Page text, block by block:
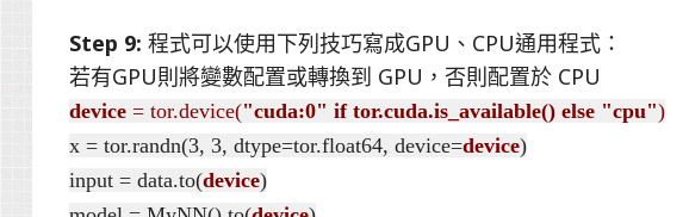
Step 9: 程式可以使用下列技巧寫成GPU、CPU通用程式：
若有GPU則將變數配置或轉換到 GPU，否則配置於 CPU
device= tor.device("cuda:0" if tor.cuda.is_available() else "cpu")
x = tor.randn(3, 3, dtype=tor.float64, device=device)
input = data.to(device)